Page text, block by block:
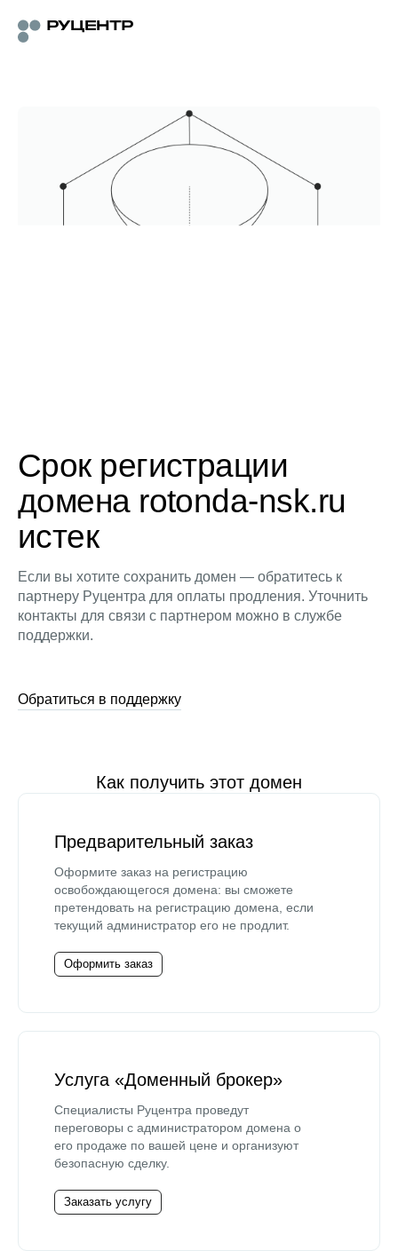
Срок регистрации
домена rotonda-nsk.ru
истек
Если вы хотите сохранить домен — обратитесь к
партнеру Руцентра для оплаты продления. Уточнить
контакты для связи с партнером можно в службе
поддержки.
Обратиться в поддержку
Как получить этот домен
Предварительный заказ
Оформите заказ на регистрацию
освобождающегося домена: вы сможете
претендовать на регистрацию домена, если
текущий администратор его не продлит.
Оформить заказ
Услуга «Доменный брокер»
Специалисты Руцентра проведут
переговоры с администратором домена о
его продаже по вашей цене и организуют
безопасную сделку.
Заказать услугу